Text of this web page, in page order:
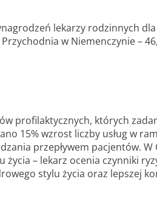
lekarzy rodzinnych
w Niemenczynie –
profilaktycznych, których
15% wzrost liczby usług w
przepływem pacjentów. W
– lekarz ocenia czynniki
stylu życia oraz lepszej